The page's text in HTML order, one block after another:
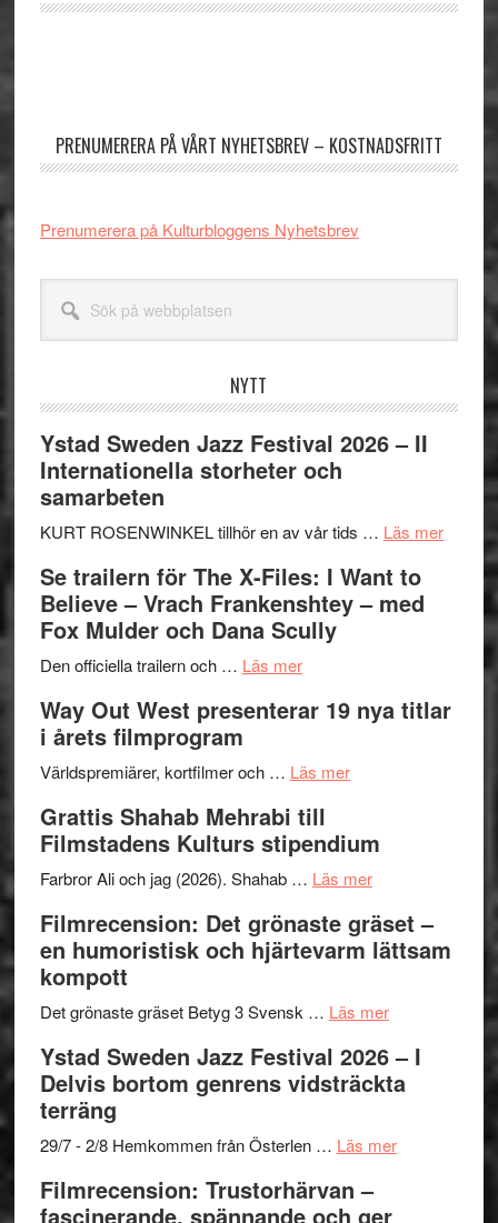
PRENUMERERA PÅ VÅRT NYHETSBREV – KOSTNADSFRITT
Prenumerera på Kulturbloggens Nyhetsbrev
webbplatsen
NYTT
Ystad Sweden Jazz Festival 2026 – II
Internationella storheter och
samarbeten
KURT ROSENWINKEL tillhör en av vår tids … Läs merom
Festival
II
Se trailern för The X-Files: I Want to
Believe – Vrach Frankenshtey – med
Fox Mulder och Dana Scully
Den officiella trailern och … Läs merom
trailern
The
Files:
I
Want
Believe
–
Frankenshtey
med
Fox
och
Scully
Way Out West presenterar 19 nya titlar
i årets filmprogram
Världspremiärer, kortfilmer och … Läs merom
West
presenterar
nya
titlar
årets
Grattis Shahab Mehrabi till
Filmstadens Kulturs stipendium
Farbror Ali och jag (2026). Shahab … Läs merom
Shahab
Mehrabi
Filmstadens
stipendium
Filmrecension: Det grönaste gräset –
en humoristisk och hjärtevarm lättsam
kompott
Det grönaste gräset Betyg 3 Svensk … Läs merom
Det
grönaste
–
Ystad Sweden Jazz Festival 2026 – I
Delvis bortom genrens vidsträckta
terräng
29/7 - 2/8 Hemkommen från Österlen … Läs merom
Filmrecension: Trustorhärvan –
fascinerande, spännande och ger